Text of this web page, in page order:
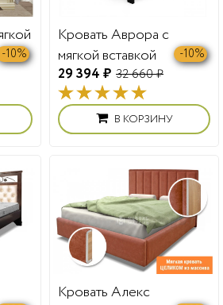
-10%
Кровать Аврора с
мягкой вставкой
29 394 ₽ 32 660 ₽
-10%
В КОРЗИНУ
Кровать Алекс